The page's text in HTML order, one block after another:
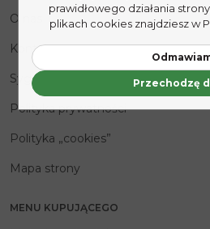
O nas
Kontakt
Sygnaliści
Polityka prywatności
Polityka „cookies”
Mapa strony
MENU KUPUJĄCEGO
prawidłowego działania
plikach cookies znajdziesz w
Przechodzę